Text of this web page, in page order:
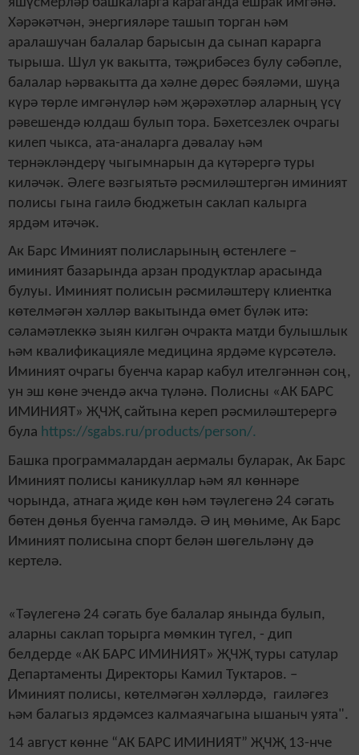
Хәрәкәтчән, энергияләре ташып торган һәм
аралашучан балалар барысын да сынап карарга
тырыша. Шул ук вакытта, тәҗрибәсез булу сәбәпле,
балалар һәрвакытта да хәлне дөрес бәяләми, шуңа
күрә төрле имгәнүләр һәм җәрәхәтләр аларның үсү
рәвешендә юлдаш булып тора. Бәхетсезлек очрагы
килеп чыкса, ата-аналарга дәвалау һәм
тернәкләндерү чыгымнарын да күтәрергә туры
киләчәк. Әлеге вәзгыятьтә рәсмиләштергән иминият
полисы гына гаилә бюджетын саклап калырга
ярдәм итәчәк.
Ак Барс Иминият полисларының өстенлеге –
иминият базарында арзан продуктлар арасында
булуы. Иминият полисын рәсмиләштерү клиентка
көтелмәгән хәлләр вакытында өмет бүләк итә:
сәламәтлеккә зыян килгән очракта матди булышлык
һәм квалификацияле медицина ярдәме күрсәтелә.
Иминият очрагы буенча карар кабул ителгәннән соң,
ун эш көне эчендә акча түләнә. Полисны «АК БАРС
ИМИНИЯТ» ҖЧҖ сайтына кереп рәсмиләштерергә
була https://sgabs.ru/products/person/.
Башка программалардан аермалы буларак, Ак Барс
Иминият полисы каникуллар һәм ял көннәре
чорында, атнага җиде көн һәм тәүлегенә 24 сәгать
бөтен дөнья буенча гамәлдә. Ә иң мөһиме, Ак Барс
Иминият полисына спорт белән шөгельләнү дә
кертелә.
«Тәүлегенә 24 сәгать буе балалар янында булып,
аларны саклап торырга мөмкин түгел, - дип
белдерде «АК БАРС ИМИНИЯТ» ҖЧҖ туры сатулар
Департаменты Директоры Камил Туктаров. –
Иминият полисы, көтелмәгән хәлләрдә, гаиләгез
һәм балагыз ярдәмсез калмаячагына ышаныч уята".
14 август көнне “АК БАРС ИМИНИЯТ” ҖЧҖ 13-нче